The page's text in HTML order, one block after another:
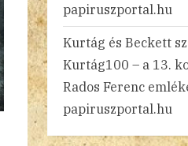
papiruszportal.hu
Kurtág és Beckett
Kurtág100 – a 13.
Rados Ferenc
papiruszportal.hu